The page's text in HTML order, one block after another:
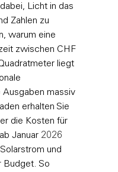
Licht in das
Zahlen zu
warum eine
zwischen CHF
liegt
Ausgaben massiv
erhalten Sie
die Kosten für
Januar 2026
und
Budget. So